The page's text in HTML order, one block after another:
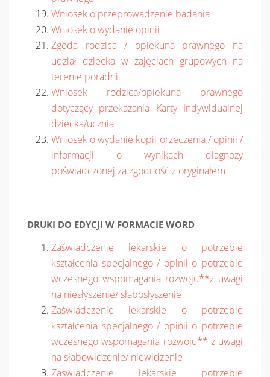
Wniosek o przeprowadzenie badania
Wniosek o wydanie opinii
Zgoda rodzica / opiekuna prawnego na
udział dziecka w zajęciach grupowych na
terenie poradni
Wniosek rodzica/opiekuna prawnego
dotyczący przekazania Karty Indywidualnej
dziecka/ucznia
Wniosek o wydanie kopii orzeczenia / opinii /
informacji o wynikach diagnozy
poświadczonej za zgodność z oryginałem
DRUKI DO EDYCJI W FORMACIE WORD
Zaświadczenie lekarskie o potrzebie
kształcenia specjalnego / opinii o potrzebie
wczesnego wspomagania rozwoju**z uwagi
na niesłyszenie/ słabosłyszenie
Zaświadczenie lekarskie o potrzebie
kształcenia specjalnego / opinii o potrzebie
wczesnego wspomagania rozwoju** z uwagi
na słabowidzenie/ niewidzenie
Zaświadczenie lekarskie potrzebie